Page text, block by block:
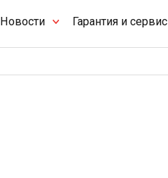
Новости Гарантия и сервис